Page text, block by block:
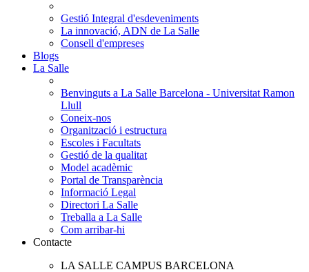
Gestió Integral d'esdeveniments
La innovació, ADN de La Salle
Consell d'empreses
Blogs
La Salle
Benvinguts a La Salle Barcelona - Universitat Ramon
Llull
Coneix-nos
Organització i estructura
Escoles i Facultats
Gestió de la qualitat
Model acadèmic
Portal de Transparència
Informació Legal
Directori La Salle
Treballa a La Salle
Com arribar-hi
Contacte
LA SALLE CAMPUS BARCELONA